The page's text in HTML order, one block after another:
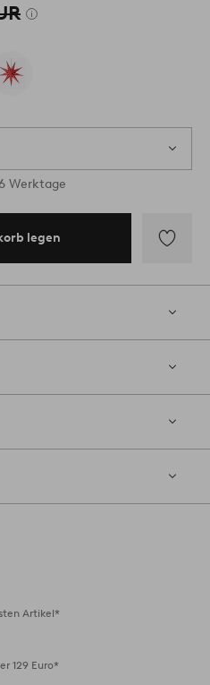
Werktage
legen
Favoriten
Artikel*
129 Euro*